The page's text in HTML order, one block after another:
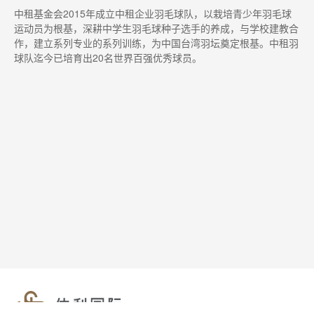
中租基金会2015年成立中租企业羽毛球队，以栽培青少年羽毛球
运动员为根基，深耕中学生羽毛球种子选手的养成，与学校建教合
作，建立系列专业的系列训练，为中国台湾羽坛奠定根基。中租羽
球队迄今已培育出20名世界百强优秀球员。